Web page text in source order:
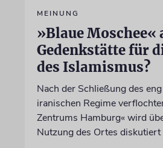
MEINUNG
»Blaue Moschee«
Gedenkstätte für
des Islamismus?
Nach der Schließung des
iranischen Regime
Zentrums Hamburg« wird
Nutzung des Ortes diskutiert